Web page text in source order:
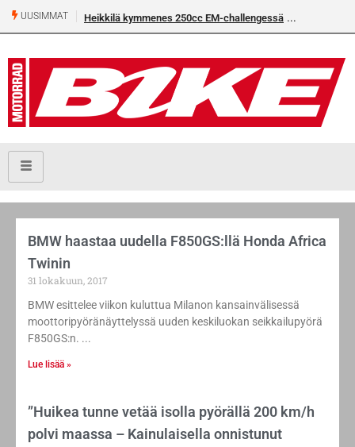
UUSIMMAT Heikkilä kymmenes 250cc EM-challengessä
BMW haastaa uudella F850GS:llä Honda Africa
Twinin
31 lokakuun, 2017
BMW esittelee viikon kuluttua Milanon kansainvälisessä
moottoripyöränäyttelyssä uuden keskiluokan seikkailupyörä
F850GS:n.
Lue lisää »
”Huikea tunne vetää isolla pyörällä 200 km/h
polvi maassa – Kainulaisella onnistunut